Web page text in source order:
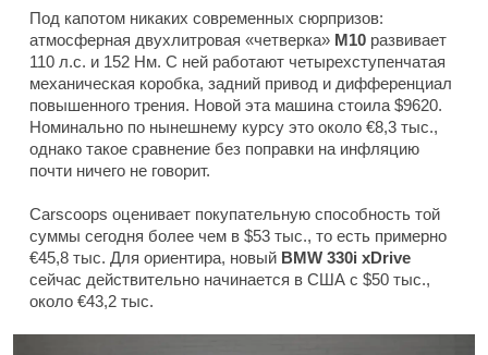
Под капотом никаких современных сюрпризов:
атмосферная двухлитровая «четверка» M10 развивает
110 л.с. и 152 Нм. С ней работают четырехступенчатая
механическая коробка, задний привод и дифференциал
повышенного трения. Новой эта машина стоила $9620.
Номинально по нынешнему курсу это около €8,3 тыс.,
однако такое сравнение без поправки на инфляцию
почти ничего не говорит.
Carscoops оценивает покупательную способность той
суммы сегодня более чем в $53 тыс., то есть примерно
€45,8 тыс. Для ориентира, новый BMW 330i xDrive
сейчас действительно начинается в США с $50 тыс.,
около €43,2 тыс.